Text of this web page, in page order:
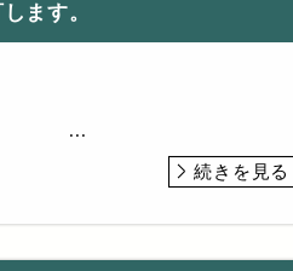
ます。
円 ...
続きを見る